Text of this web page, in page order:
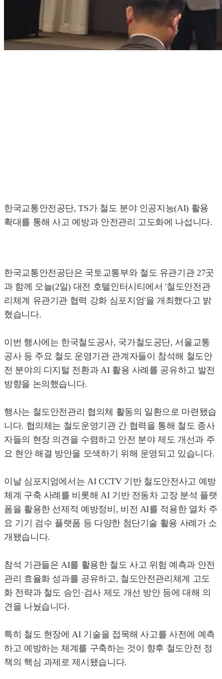
한국교통안전공단, TS가 철도 분야 인공지능(AI) 활용
확대를 통해 사고 예방과 안전관리 고도화에 나섭니다.
한국교통안전공단은 국토교통부와 철도 유관기관 27곳
과 함께 오늘(2일) 대전 호텔인터시티에서 '철도안전관
리체계 유관기관 협력 강화 심포지엄'을 개최했다고 밝
혔습니다.
이번 행사에는 한국철도공사, 국가철도공단, 서울교통
공사 등 주요 철도 운영기관 관계자들이 참석해 철도안
전 분야의 디지털 전환과 AI 활용 사례를 공유하고 발전
방향을 논의했습니다.
행사는 철도안전관리 협의체 활동의 일환으로 마련됐습
니다. 협의체는 철도운영기관 간 협력을 통해 철도 종사
자들의 현장 의견을 수렴하고 안전 분야 제도 개선과 주
요 현안 해결 방안을 모색하기 위해 운영되고 있습니다.
이날 심포지엄에서는 AI CCTV 기반 철도안전사고 예방
체계 구축 사례를 비롯해 AI 기반 전동차 고장 분석 플랫
폼을 활용한 선제적 예방정비, 비전 AI를 적용한 열차 주
요 기기 검수 플랫폼 등 다양한 첨단기술 활용 사례가 소
개됐습니다.
참석 기관들은 AI를 활용한 철도 사고 위험 예측과 안전
관리 효율화 성과를 공유하고, 철도안전관리체계 고도
화 전략과 철도 승인·검사 제도 개선 방안 등에 대해 의
견을 나눴습니다.
특히 철도 현장에 AI 기술을 접목해 사고를 사전에 예측
하고 예방하는 체계를 구축하는 것이 향후 철도안전 정
책의 핵심 과제로 제시됐습니다.